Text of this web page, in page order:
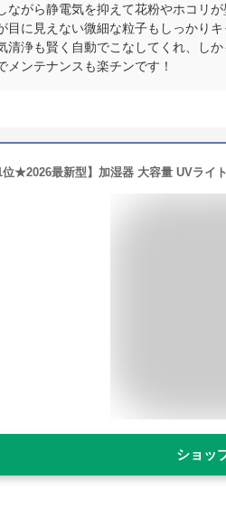
ながら静電気を抑えて花粉やホコリ
目に見えない微細な粒子もしっかり
清浄も賢く自動でこなしてくれ、し
メンテナンスも楽チンです！
ショッ